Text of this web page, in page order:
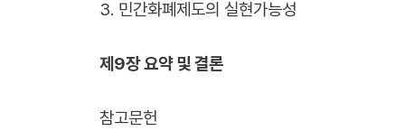
3. 민간화폐제도의 실현가능성
제9장 요약 및 결론
참고문헌